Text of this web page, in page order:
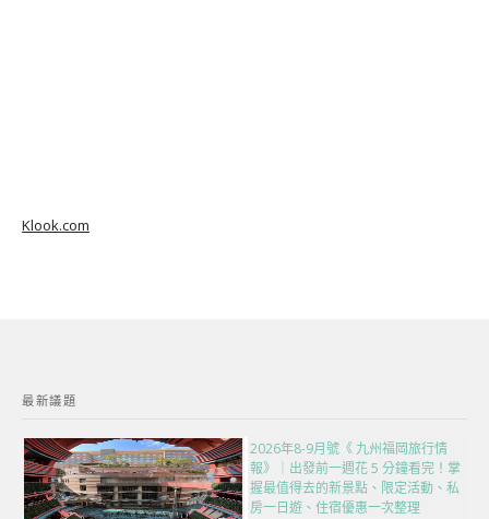
Klook.com
最新議題
2026年8-9月號《 九州福岡旅行情
報》｜出發前一週花 5 分鐘看完！掌
握最值得去的新景點、限定活動、私
房一日遊、住宿優惠一次整理